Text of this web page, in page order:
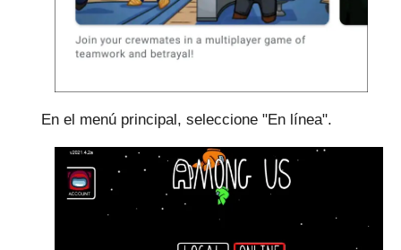
En el menú principal, seleccione "En línea".